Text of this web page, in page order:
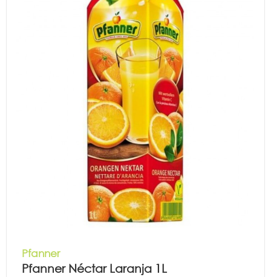
Pfanner
Pfanner Néctar Laranja 1L